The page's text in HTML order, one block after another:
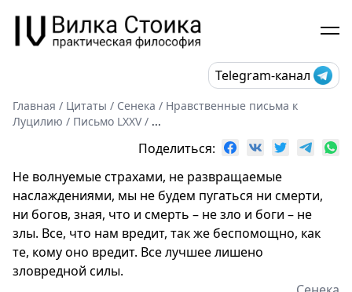
Telegram-канал
Главная / Цитаты / Сенека / Нравственные письма к
Луцилию / Письмо LXXV/ ...
Поделиться:
Не волнуемые страхами, не развращаемые
наслаждениями, мы не будем пугаться ни смерти,
ни богов, зная, что и смерть – не зло и боги – не
злы. Все, что нам вредит, так же беспомощно, как
те, кому оно вредит. Все лучшее лишено
зловредной силы.